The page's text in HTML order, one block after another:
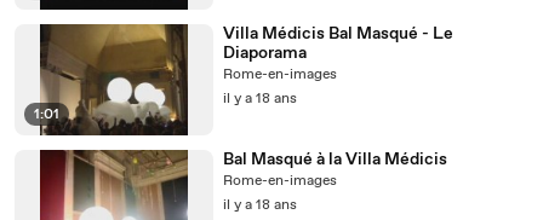
1:01
Villa Médicis Bal Masqué - Le
Diaporama
Rome-en-images
il y a 18 ans
Bal Masqué à la Villa Médicis
Rome-en-images
il y a 18 ans